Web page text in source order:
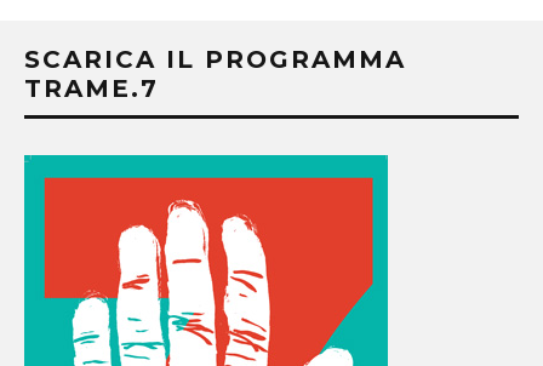
SCARICA IL PROGRAMMA
TRAME.7